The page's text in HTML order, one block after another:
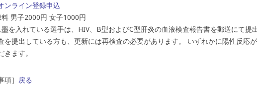
ンライン登録申込
男子2000円 女子1000円
を入れている選手は、HIV、B型およびC型肝炎の血液検査報告書を郵送にて提
を提出している方も、更新には再検査の必要があります。 いずれかに陽性反応
きます。
項］ 戻る